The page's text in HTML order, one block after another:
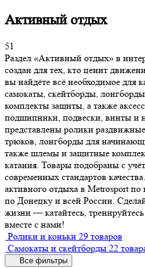
Активный отдых
51
Раздел «Активный отдых» в
создан для тех, кто ценит
вы найдёте всё необходимое для
самокаты, скейтборды,
комплекты защиты, а также
подшипники, подвески, винты и
представлены ролики
трюков, лонгборды для
также шлемы и защитные
катания. Товары подобраны с
современных стандартов
активного отдыха в Metrosport
по Донецку и всей России.
жизни — катайтесь,
вместе с нами!
Ролики и коньки 29 товаров
Самокаты и скейтборды 22
Все фильтры